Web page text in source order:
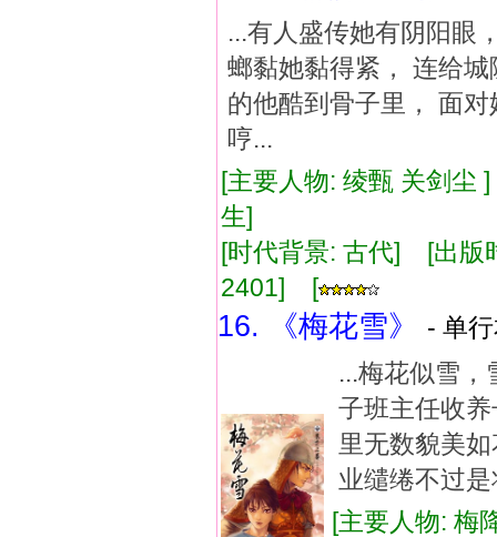
...有人盛传她有阴阳
螂黏她黏得紧， 连给
的他酷到骨子里， 面
哼...
[主要人物: 绫甄 关剑
生]
[时代背景: 古代] [出
2401] [
16. 《梅花雪》
- 单
...梅花似雪
子班主任收
里无数貌美
业缱绻不过
[主要人物: 梅